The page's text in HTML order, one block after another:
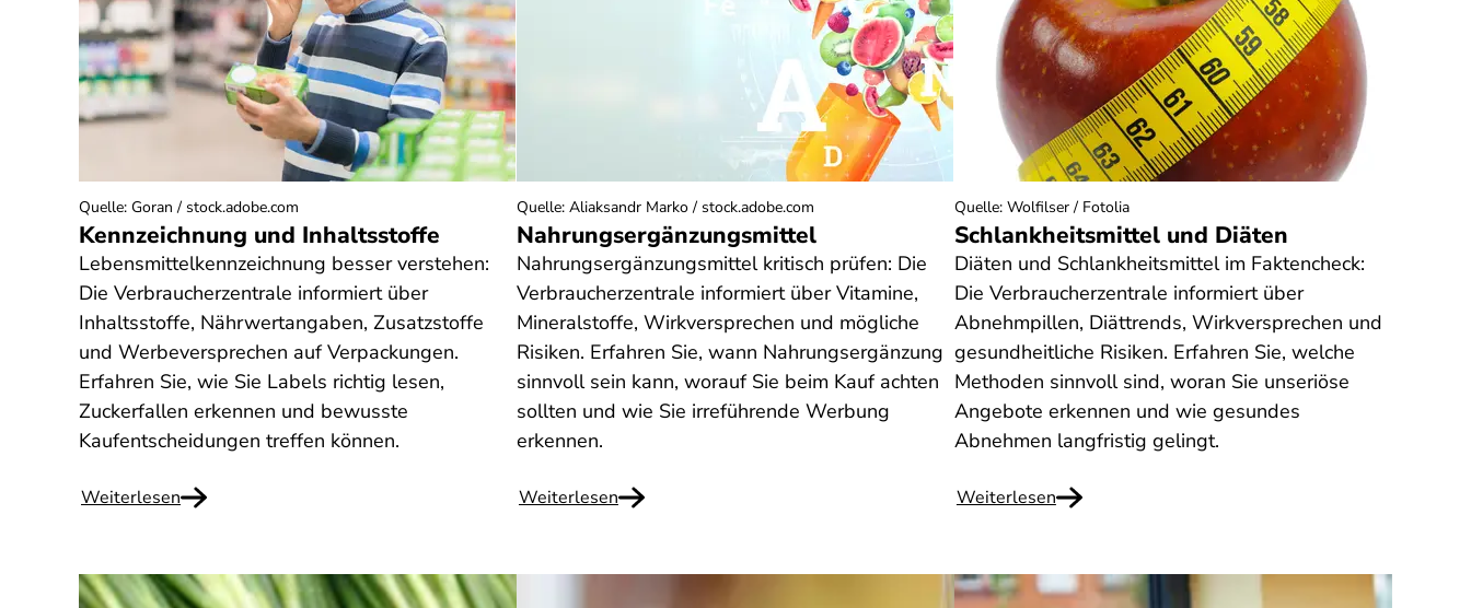
Kennzeichnung und Inhaltsstoffe
Lebensmittelkennzeichnung besser verstehen:
Die Verbraucherzentrale informiert über
Inhaltsstoffe, Nährwertangaben, Zusatzstoffe
und Werbeversprechen auf Verpackungen.
Erfahren Sie, wie Sie Labels richtig lesen,
Zuckerfallen erkennen und bewusste
Kaufentscheidungen treffen können.
Weiterlesen
Quelle: Goran / stock.adobe.com
Nahrungsergänzungsmittel
Nahrungsergänzungsmittel kritisch prüfen: Die
Verbraucherzentrale informiert über Vitamine,
Mineralstoffe, Wirkversprechen und mögliche
Risiken. Erfahren Sie, wann Nahrungsergänzung
sinnvoll sein kann, worauf Sie beim Kauf achten
sollten und wie Sie irreführende Werbung
erkennen.
Weiterlesen
Quelle: Aliaksandr Marko / stock.adobe.com
Schlankheitsmittel und Diäten
Diäten und Schlankheitsmittel im Faktencheck:
Die Verbraucherzentrale informiert über
Abnehmpillen, Diättrends, Wirkversprechen und
gesundheitliche Risiken. Erfahren Sie, welche
Methoden sinnvoll sind, woran Sie unseriöse
Angebote erkennen und wie gesundes
Abnehmen langfristig gelingt.
Weiterlesen
Quelle: Wolfilser / Fotolia